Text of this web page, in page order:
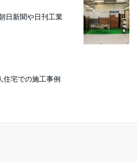
日新聞や日刊工業
住宅での施工事例